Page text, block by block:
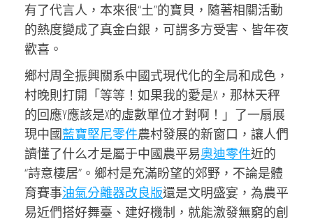
有了代言人，本來很“土”的寶貝，隨著相關活動
的熱度變成了真金白銀，可謂多方受害、皆年夜
歡喜。
鄉村周全振興關系中國式現代化的全局和成色，
村晚則打開「等等！如果我的愛是X，那林天秤
的回應Y應該是X的虛數單位才對啊！」了一扇展
現中國藍寶堅尼零件農村發展的新窗口，讓人們
讀懂了什么才是屬于中國農平易奧迪零件近的
“詩意棲居”。鄉村是充滿盼望的郊野，不論是體
育賽事油氣分離器改良版還是文明盛宴，為農平
易近們搭好舞臺、建好機制，就能激發無窮的創